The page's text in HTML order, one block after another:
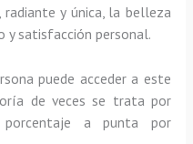
y única, la belleza
y satisfacción personal.
puede acceder a este
de veces se trata por
a punta por